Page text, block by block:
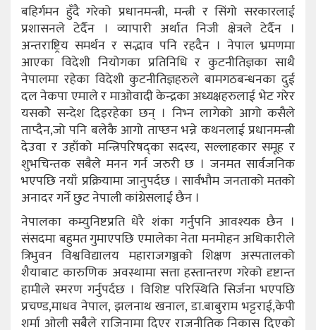
बहिर्गमन हुँदै गरेको प्रधानमन्त्री, मन्त्री र सिंगो सरकारलाई
प्रशासनले टेर्दैन । व्यापारी अर्थात निजी क्षेत्रले टेर्दैन ।
अन्तराष्ट्रिय समर्थन र सद्भाव पनि रहदैन । नेपाल भ्रमणमा
आएका विदेशी नियोगका प्रतिनिधि र कुटनीतिज्ञका साथै
नेपालमा रहेका विदेशी कुटनीतिज्ञहरुले बामगठबन्धनका दुई
दल नेकपा एमाले र माओवादी केन्द्रका अध्यक्षहरुलाई भेट गरेर
यसकोे सन्देश दिइरहेका छन् । निभ्न लागेको आगो कसैले
ताप्दैन,जो पनि बलेकै आगो ताप्छन भन्ने कथनलाई प्रधानमन्त्री
देउवा र उहाँको मन्त्रिपरिषद्का सदस्य, सल्लाहकार समूह र
शुभचिन्तक सबैले मनन गर्न जरुरी छ । जनमत सार्वजनिक
भएपछि नयाँ प्रक्रियामा जानुपर्दछ । सार्वभौम जनताको मतको
अनादर गर्ने छुट नेपाली कांग्रेसलाई छैन ।
नेपालका कम्युनिष्टप्रति धेरै शंका गर्नुपनि आवश्यक छैन ।
संसदमा बहुमत गुमाएपछि एमालेका नेता मनमोहन अधिकारीले
त्रिभुवन विश्वविद्यालय महाराजगञ्जको शिक्षण अस्पतालको
शैयाबाट कारुणिक अवस्थामा सत्ता हस्तान्तरण गरेको दृष्टान्त
हामीले स्मरण गर्नुपर्दछ । विशिष्ट परिस्थिति सिर्जना भएपछि
प्रचण्ड,माधव नेपाल, झलनाथ खनाल, डा.बाबुराम भट्टराई,केपी
शर्मा ओली सबैले राजिनामा दिएर राजनीतिक निकास दिएको